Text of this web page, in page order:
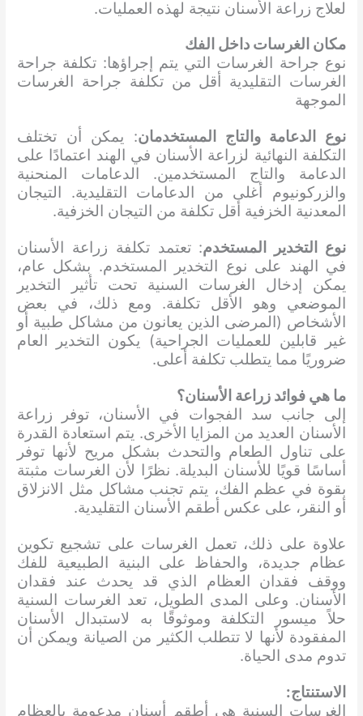
لعلاج زراعة الأسنان نتيجة لهذه العمليات.
مكان الغرسات داخل الفك
نوع جراحة الغرسات التي يتم إجراؤها: تكلفة جراحة
الغرسات التقليدية أقل من تكلفة جراحة الغرسات
الموجهة
نوع الدعامة والتاج المستخدمان: يمكن أن تختلف
التكلفة النهائية لزراعة الأسنان في الهند اعتمادًا على
الدعامة والتاج المستخدمين. الدعامات المنحنية
والزركونيوم أغلى من الدعامات التقليدية. التيجان
المعدنية الخزفية أقل تكلفة من التيجان الخزفية.
نوع التخدير المستخدم: تعتمد تكلفة زراعة الأسنان
في الهند على نوع التخدير المستخدم. بشكل عام،
يمكن إدخال الغرسات السنية تحت تأثير التخدير
الموضعي وهو الأقل تكلفة. ومع ذلك، في بعض
الأشخاص (المرضى الذين يعانون من مشاكل طبية أو
غير قابلين للعمليات الجراحية) يكون التخدير العام
ضروريًا مما يتطلب تكلفة أعلى.
ما هي فوائد زراعة الأسنان؟
إلى جانب سد الفجوات في الأسنان، توفر زراعة
الأسنان العديد من المزايا الأخرى. يتم استعادة القدرة
على تناول الطعام والتحدث بشكل مريح لأنها توفر
أساسًا قويًا للأسنان البديلة. نظرًا لأن الغرسات مثبتة
بقوة في عظم الفك، يتم تجنب مشاكل مثل الانزلاق
أو النقر، على عكس أطقم الأسنان التقليدية.
علاوة على ذلك، تعمل الغرسات على تشجيع تكوين
عظام جديدة، والحفاظ على البنية الطبيعية للفك
ووقف فقدان العظام الذي قد يحدث عند فقدان
الأسنان. وعلى المدى الطويل، تعد الغرسات السنية
حلاً ميسور التكلفة وموثوقًا به لاستبدال الأسنان
المفقودة لأنها لا تتطلب الكثير من الصيانة ويمكن أن
تدوم مدى الحياة.
الاستنتاج:
الغرسات السنية هي أطقم أسنان مدعومة بالعظام